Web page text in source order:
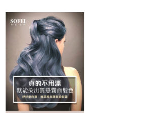
額度；若仍有額度不足之情形，本公司將視審查結果
帳號或使用他人資訊註冊。若發現惡意使用之情形，
將有權停止該用戶之使用額度並採取法律行動。
(由倉庫統一出貨)
含以上)免運費